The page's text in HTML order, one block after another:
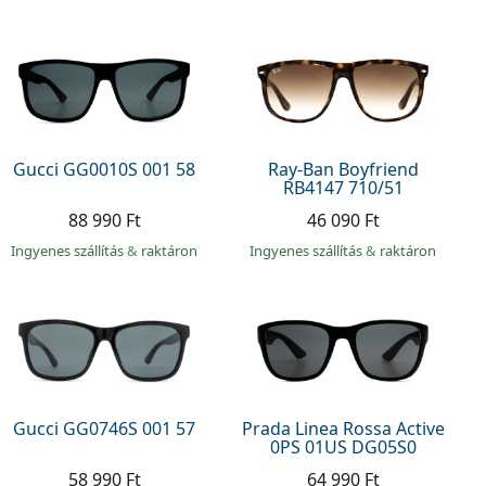
Gucci GG0010S 001 58
88 990 Ft
Ingyenes szállítás& raktáron
Ray-Ban Boyfriend
RB4147 710/51
46 090 Ft
Ingyenes szállítás& raktáron
Gucci GG0746S 001 57
58 990 Ft
Prada Linea Rossa Active
0PS 01US DG05S0
64 990 Ft